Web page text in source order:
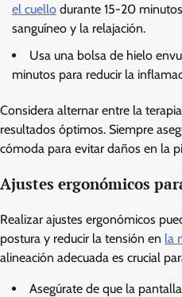
el cuello durante 15-20
sanguíneo y la relajación.
Usa una bolsa de hielo
minutos para reducir la
Considera alternar entre la
resultados óptimos. Siempre
cómoda para evitar daños en la
Ajustes ergonómicos
Realizar ajustes ergonómicos
postura y reducir la tensión en la
alineación adecuada es crucial
Asegúrate de que la